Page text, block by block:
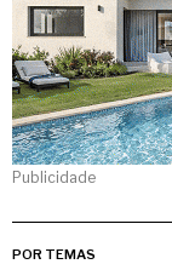
Publicidade
POR TEMAS